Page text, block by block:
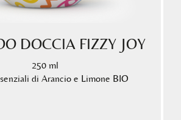
DOCCIA FIZZY JOY
250 ml
di Arancio e Limone BIO